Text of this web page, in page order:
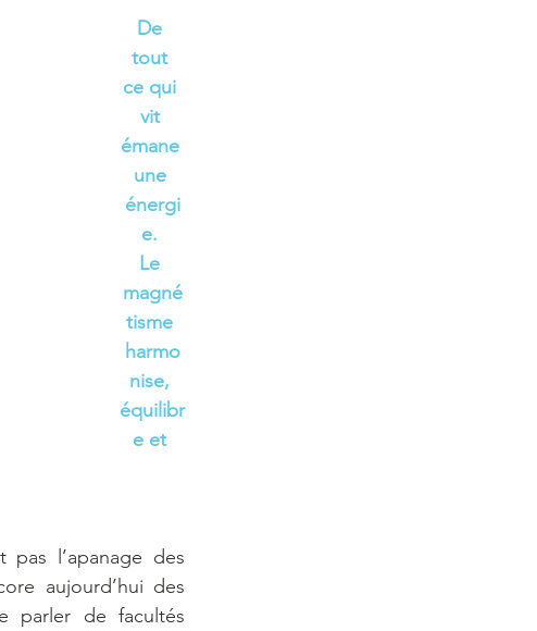
De
tout
ce qui
vit
émane
une
énergi
e.
Le
magné
tisme
harmo
nise,
équilibr
e et
pas l’apanage des
aujourd’hui des
parler de facultés